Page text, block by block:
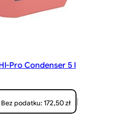
Pro Condenser 5 l
Bez podatku: 172,50zł |